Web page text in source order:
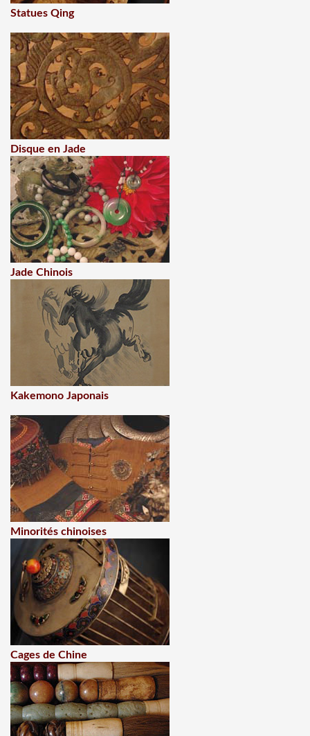
Statues Qing
Disque en Jade
Jade Chinois
Kakemono Japonais
Minorités chinoises
Cages de Chine